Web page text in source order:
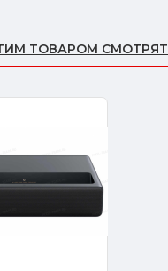
ТОВАРОМ СМОТРЯТ